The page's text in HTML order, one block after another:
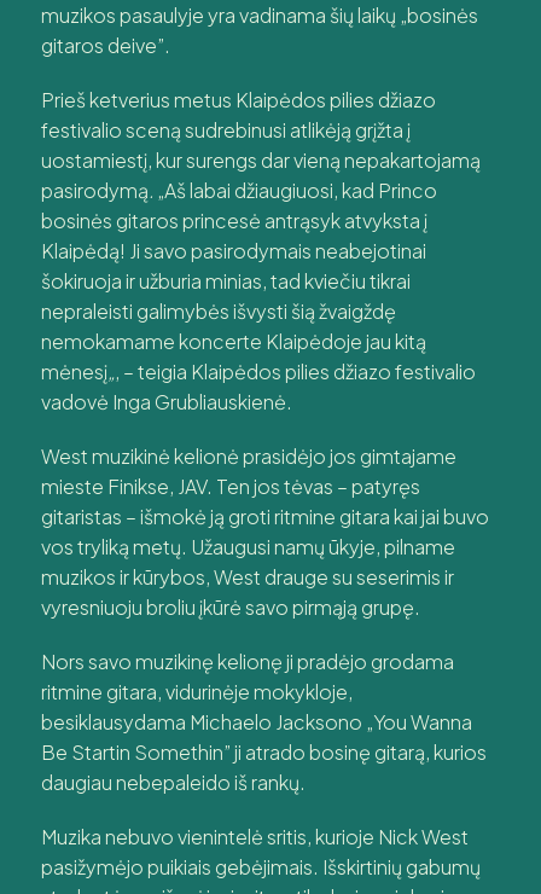
muzikos pasaulyje yra vadinama šių laikų „bosinės
gitaros deive”.
Prieš ketverius metus Klaipėdos pilies džiazo
festivalio sceną sudrebinusi atlikėją grįžta į
uostamiestį, kur surengs dar vieną nepakartojamą
pasirodymą. „Aš labai džiaugiuosi, kad Princo
bosinės gitaros princesė antrąsyk atvyksta į
Klaipėdą! Ji savo pasirodymais neabejotinai
šokiruoja ir užburia minias, tad kviečiu tikrai
nepraleisti galimybės išvysti šią žvaigždę
nemokamame koncerte Klaipėdoje jau kitą
mėnesį„, – teigia Klaipėdos pilies džiazo festivalio
vadovė Inga Grubliauskienė.
West muzikinė kelionė prasidėjo jos gimtajame
mieste Finikse, JAV. Ten jos tėvas – patyręs
gitaristas – išmokė ją groti ritmine gitara kai jai buvo
vos tryliką metų. Užaugusi namų ūkyje, pilname
muzikos ir kūrybos, West drauge su seserimis ir
vyresniuoju broliu įkūrė savo pirmąją grupę.
Nors savo muzikinę kelionę ji pradėjo grodama
ritmine gitara, vidurinėje mokykloje,
besiklausydama Michaelo Jacksono „You Wanna
Be Startin Somethin” ji atrado bosinę gitarą, kurios
daugiau nebepaleido iš rankų.
Muzika nebuvo vienintelė sritis, kurioje Nick West
pasižymėjo puikiais gebėjimais. Išskirtinių gabumų